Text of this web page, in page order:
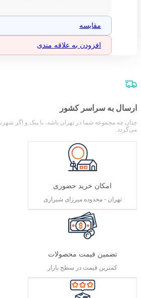
مقایسه
افزودن به علاقه مندی
ارسال به سراسر کشور
چنان چه مجموعه شما در تهران باشد، با پیک و اگر
می‌گردد.
امکان خرید حضوری
تهران - محدوده میرزای شیرازی
تضمین قیمت محصولات
کمترین قیمت در سطح بازار